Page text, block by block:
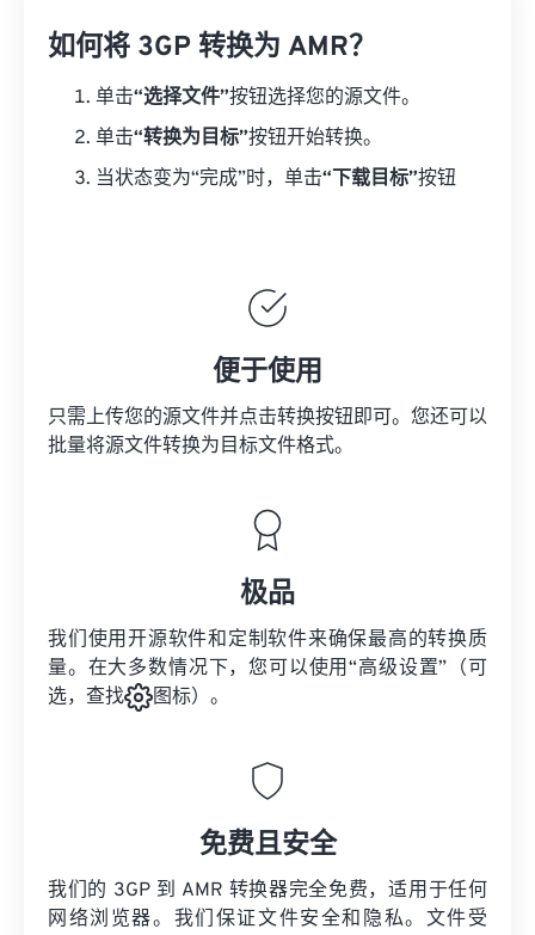
如何将 3GP 转换为 AMR？
单击“选择文件”按钮选择您的源文件。
单击“转换为目标”按钮开始转换。
当状态变为“完成”时，单击“下载目标”按钮
便于使用
只需上传您的源文件并点击转换按钮即可。您还可以
批量将源文件转换为目标文件格式。
极品
我们使用开源软件和定制软件来确保最高的转换质
量。在大多数情况下，您可以使用“高级设置”（可
选，查找
图标）。
免费且安全
我们的 3GP 到 AMR 转换器完全免费，适用于任何
网络浏览器。我们保证文件安全和隐私。文件受